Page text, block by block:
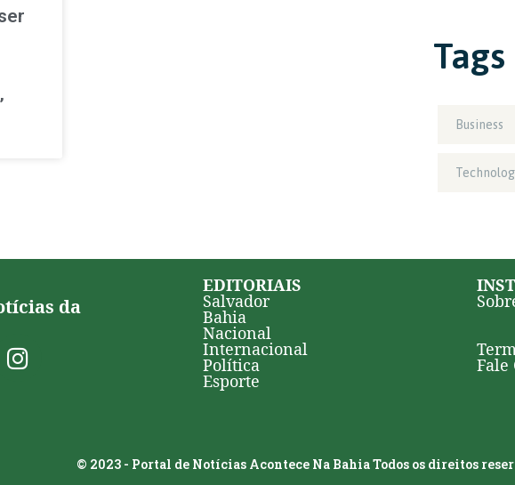
Tags
Business
da
EDITORIAIS
Salvador
Bahia
Nacional
Internacional
Política
Esporte
Fale
© 2023 - Portal de Notícias Acontece Na Bahia Todos os direitos